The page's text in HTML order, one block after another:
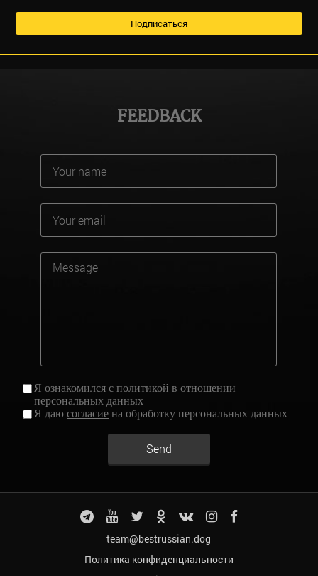
FEEDBACK
Я ознакомился сполитикой в отношении
персональных данных
Я даюсогласие на обработку персональных данных
Send
team@bestrussian.dog
Политика конфиденциальности